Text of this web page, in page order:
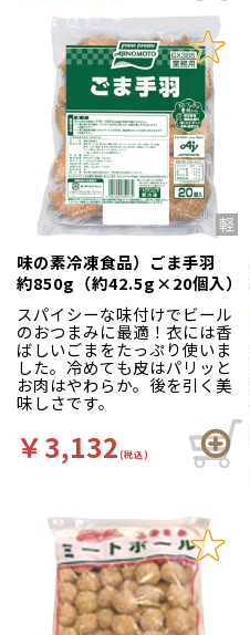
味の素冷凍食品）ごま手羽
約850g（約42.5g×20個入）
スパイシーな味付けでビール
のおつまみに最適！衣には香
ばしいごまをたっぷり使いま
した。冷めても皮はパリッと
お肉はやわらか。後を引く美
味しさです。
￥3,132(税込)